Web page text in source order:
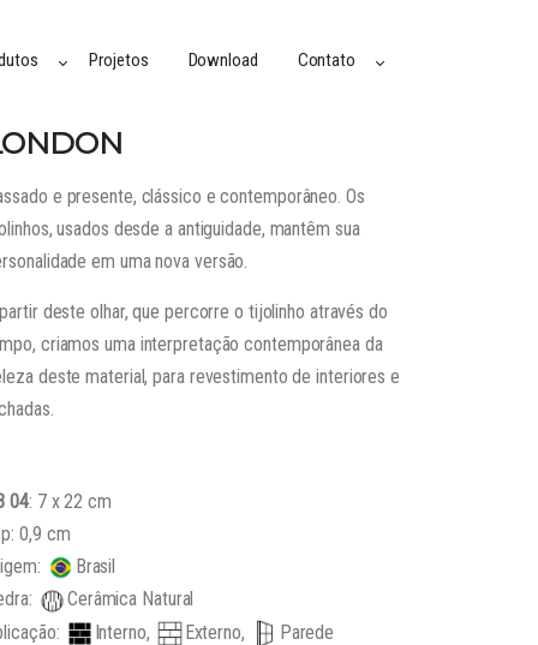
Projetos Download Contato
e presente, clássico e contemporâneo. Os
usados desde a antiguidade, mantêm sua
em uma nova versão.
deste olhar, que percorre o tijolinho através do
criamos uma interpretação contemporânea da
deste material, para revestimento de interiores e
04: 7 x 22 cm
0,9 cm
Brasil
Cerâmica Natural
Interno, Externo, Parede